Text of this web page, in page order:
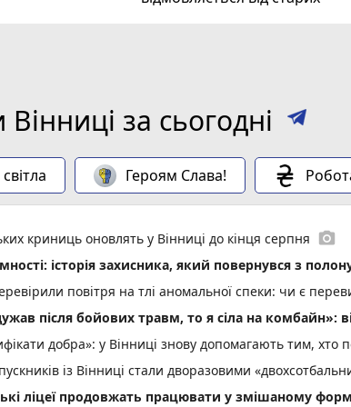
за сьогодні
Героям Слава!
криниць оновлять у Вінниці до кінця серпня photo_camera
історія захисника, який повернувся з
повітря на тлі аномальної спеки: чи є
після бойових травм, то я сіла на комбайн»:
добра»: у Вінниці знову допомагають тим, хто
із Вінниці стали дворазовими
ліцеї продовжать працювати у змішаному